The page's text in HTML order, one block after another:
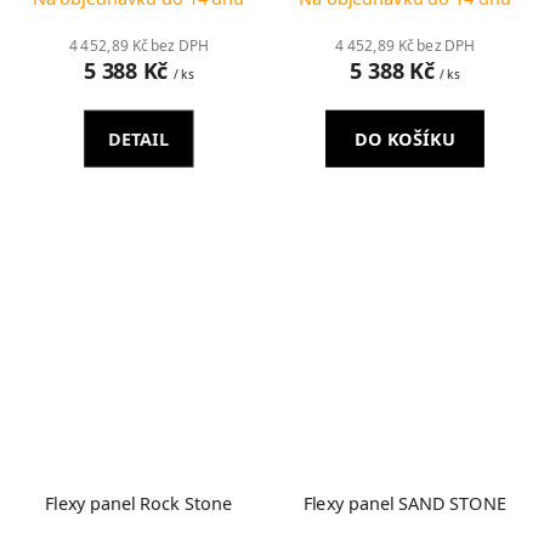
4 452,89 Kč bez DPH
5 388 Kč / ks
DETAIL
4 452,89 Kč bez DPH
5 388 Kč/ ks
DO KOŠÍKU
Flexy panel Rock Stone Flexy panel SAND STONE